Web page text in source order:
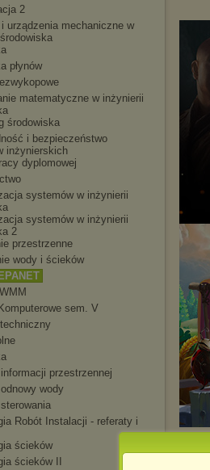
2
urządzenia mechaniczne w
płynów
matematyczne w inżynierii
środowiska
i bezpieczeństwo
inżynierskich
dyplomowej
systemów w inżynierii
systemów w inżynierii
2
przestrzenne
wody i ścieków
sem. V
przestrzennej
wody
Robót Instalacji - referaty i
ścieków
ścieków II